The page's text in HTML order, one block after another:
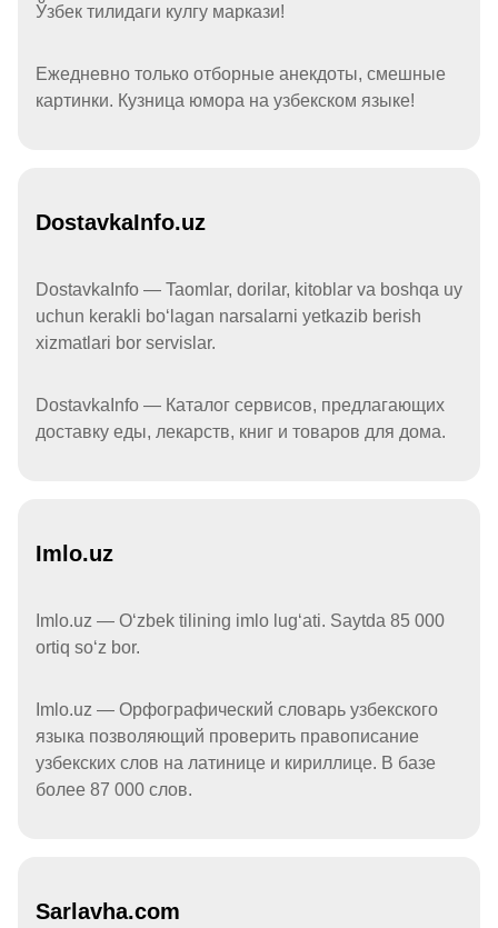
Ўзбек тилидаги кулгу маркази!
Ежедневно только отборные анекдоты, смешные
картинки. Кузница юмора на узбекском языке!
DostavkaInfo.uz
DostavkaInfo — Taomlar, dorilar, kitoblar va boshqa uy
uchun kerakli boʻlagan narsalarni yetkazib berish
xizmatlari bor servislar.
DostavkaInfo — Каталог сервисов, предлагающих
доставку еды, лекарств, книг и товаров для дома.
Imlo.uz
Imlo.uz — Oʻzbek tilining imlo lugʻati. Saytda 85 000
ortiq soʻz bor.
Imlo.uz — Орфографический словарь узбекского
языка позволяющий проверить правописание
узбекских слов на латинице и кириллице. В базе
более 87 000 слов.
Sarlavha.com